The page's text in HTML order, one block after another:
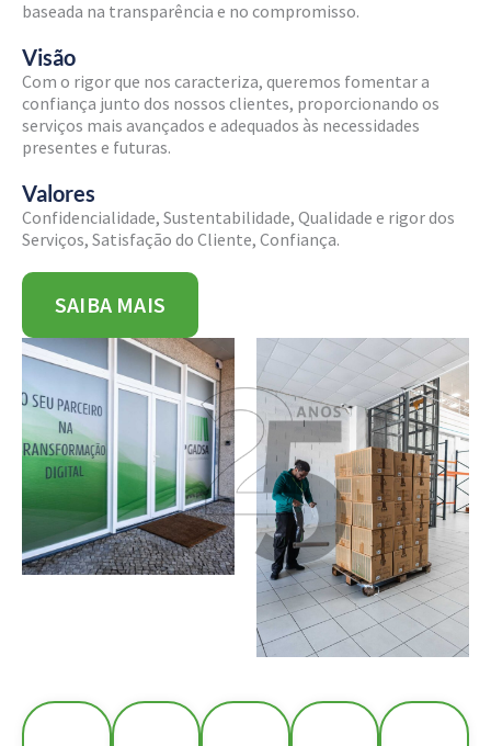
baseada na transparência e no compromisso.
Visão
Com o rigor que nos caracteriza, queremos fomentar a
confiança junto dos nossos clientes, proporcionando os
serviços mais avançados e adequados às necessidades
presentes e futuras.
Valores
Confidencialidade, Sustentabilidade, Qualidade e rigor dos
Serviços, Satisfação do Cliente, Confiança.
SAIBA MAIS